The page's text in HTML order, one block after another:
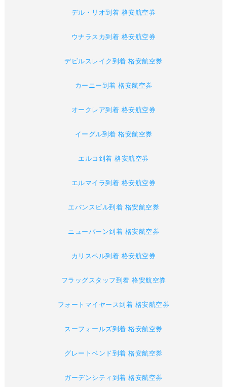
デル・リオ到着 格安航空券
ウナラスカ到着 格安航空券
デビルスレイク到着 格安航空券
カーニー到着 格安航空券
オークレア到着 格安航空券
イーグル到着 格安航空券
エルコ到着 格安航空券
エルマイラ到着 格安航空券
エバンスビル到着 格安航空券
ニューバーン到着 格安航空券
カリスペル到着 格安航空券
フラッグスタッフ到着 格安航空券
フォートマイヤース到着 格安航空券
スーフォールズ到着 格安航空券
グレートベンド到着 格安航空券
ガーデンシティ到着 格安航空券